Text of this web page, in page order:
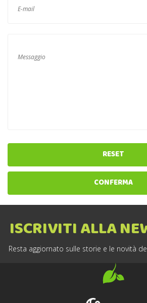
RESET
CONFERMA
ISCRIVITI ALLA
Resta aggiornato sulle storie e le novità